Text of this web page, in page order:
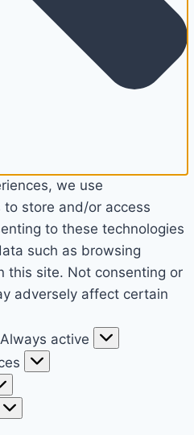
we use
store and/or access
to these technologies
such as browsing
this site. Not consenting or
adversely affect certain
Always active